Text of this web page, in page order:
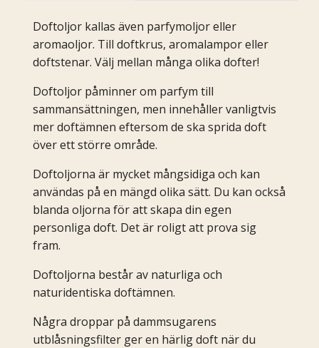
Doftoljor kallas även parfymoljor eller
aromaoljor. Till doftkrus, aromalampor eller
doftstenar. Välj mellan många olika dofter!
Doftoljor påminner om parfym till
sammansättningen, men innehåller vanligtvis
mer doftämnen eftersom de ska sprida doft
över ett större område.
Doftoljorna är mycket mångsidiga och kan
användas på en mängd olika sätt. Du kan också
blanda oljorna för att skapa din egen
personliga doft. Det är roligt att prova sig
fram.
Doftoljorna består av naturliga och
naturidentiska doftämnen.
Några droppar på dammsugarens
utblåsningsfilter ger en härlig doft när du